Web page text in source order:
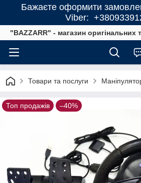
Бажаєте оформити
Viber:
"BAZZARR" - магазин оригінальних
Товари та послуги
Топ продажів –40%